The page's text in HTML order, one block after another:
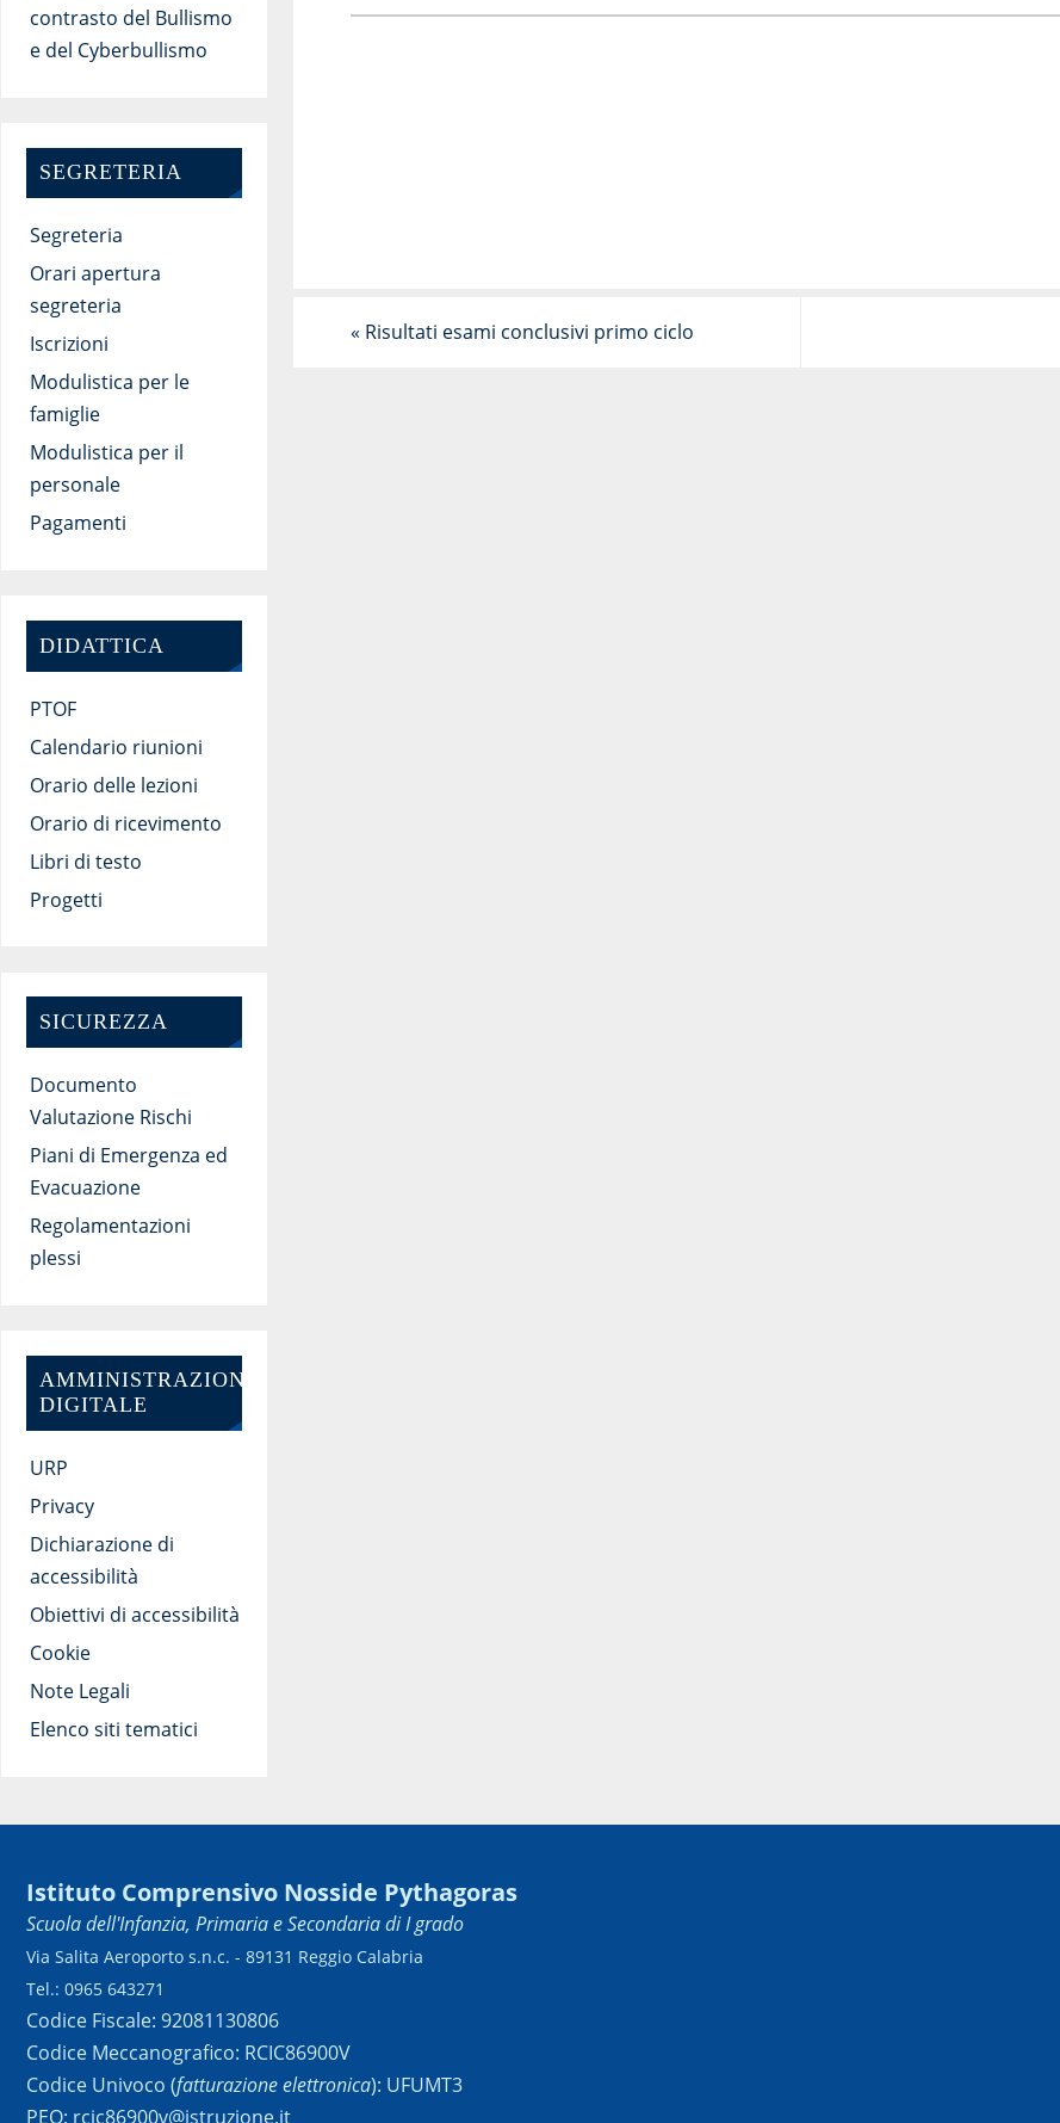
« Risultati esami conclusivi primo ciclo
contrasto del Bullismo
e del Cyberbullismo
SEGRETERIA
Segreteria
Orari apertura
segreteria
Iscrizioni
Modulistica per le
famiglie
Modulistica per il
personale
Pagamenti
DIDATTICA
PTOF
Calendario riunioni
Orario delle lezioni
Orario di ricevimento
Libri di testo
Progetti
SICUREZZA
Documento
Valutazione Rischi
Piani di Emergenza ed
Evacuazione
Regolamentazioni
plessi
AMMINISTRAZIONE
DIGITALE
URP
Privacy
Dichiarazione di
accessibilità
Obiettivi di accessibilità
Cookie
Note Legali
Elenco siti tematici
Istituto Comprensivo Nosside Pythagoras
Scuola dell'Infanzia, Primaria e Secondaria di I grado
Via Salita Aeroporto s.n.c. - 89131 Reggio Calabria
Tel.: 0965 643271
Codice Fiscale: 92081130806
Codice Meccanografico: RCIC86900V
Codice Univoco (fatturazione elettronica): UFUMT3
PEO: rcic86900v@istruzione.it